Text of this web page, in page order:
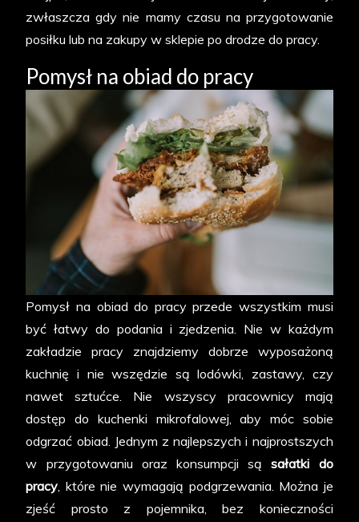
zwłaszcza gdy nie mamy czasu na przygotowanie
posiłku lub na zakupy w sklepie po drodze do pracy.
Pomysł na obiad do pracy
Pomysł na obiad do pracy przede wszystkim musi
być łatwy do podania i zjedzenia. Nie w każdym
zakładzie pracy znajdziemy dobrze wyposażoną
kuchnię i nie wszędzie są lodówki, zastawy, czy
nawet sztućce. Nie wszyscy pracownicy mają
dostęp do kuchenki mikrofalowej, aby móc sobie
odgrzać obiad. Jednym z najlepszych i najprostszych
w przygotowaniu oraz konsumpcji sąsałatki do
pracy, które nie wymagają podgrzewania. Można je
zjeść prosto z pojemnika, bez konieczności